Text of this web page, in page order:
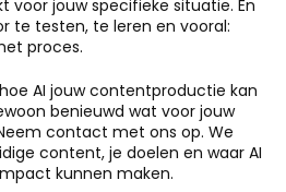
voor jouw specifieke situatie. En
te testen, te leren en vooral:
proces.
AI jouw contentproductie kan
benieuwd wat voor jouw
contact met ons op. We
content, je doelen en waar AI
kunnen maken.